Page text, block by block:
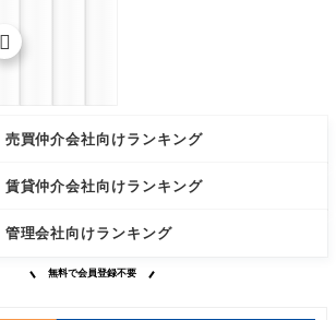
売買仲介会社向けランキング
賃貸仲介会社向けランキング
管理会社向けランキング
無料で会員登録不要
